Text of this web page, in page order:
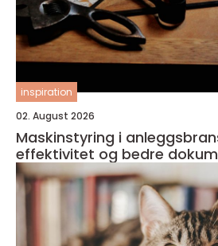
inspiration
02. August 2026
Maskinstyring i
effektivitet og bedre